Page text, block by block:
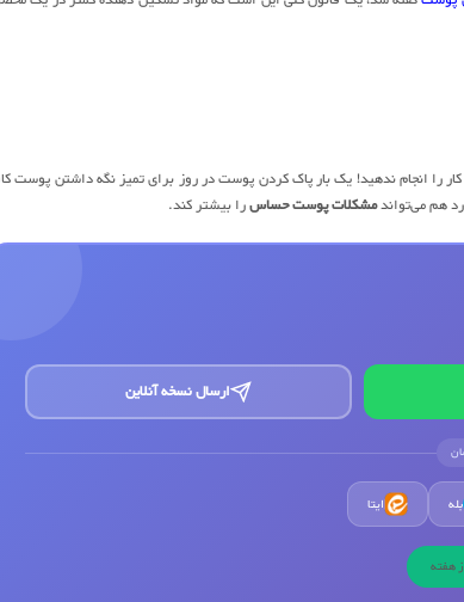
را انجام ندهید! یک بار پاک کردن پوست در روز برای تمیز نگه داشتن پوست
هم می‌تواندمشکلات پوست حساسرا بیشتر کند.
ارسال نسخه آنلاین
بله ایتا